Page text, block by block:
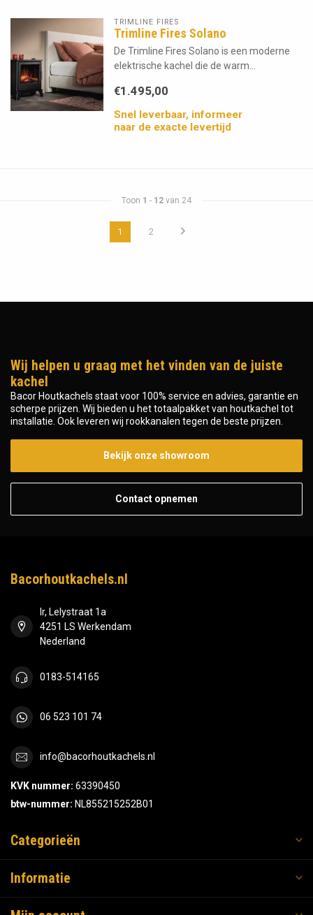
TRIMLINE FIRES
Trimline Fires Solano
De Trimline Fires Solano is een moderne
elektrische kachel die de warm...
€1.495,00
Snel leverbaar, informeer
naar de exacte levertijd
Toon 1 - 12 van 24
1 2
Wij helpen u graag met het vinden van de juiste
kachel
Bacor Houtkachels staat voor 100% service en advies, garantie en
scherpe prijzen. Wij bieden u het totaalpakket van houtkachel tot
installatie. Ook leveren wij rookkanalen tegen de beste prijzen.
Bekijk onze showroom
Contact opnemen
Bacorhoutkachels.nl
Ir, Lelystraat 1a
4251 LS Werkendam
Nederland
0183-514165
06 523 101 74
info@bacorhoutkachels.nl
KVK nummer: 63390450
btw-nummer: NL855215252B01
Categorieën
Informatie